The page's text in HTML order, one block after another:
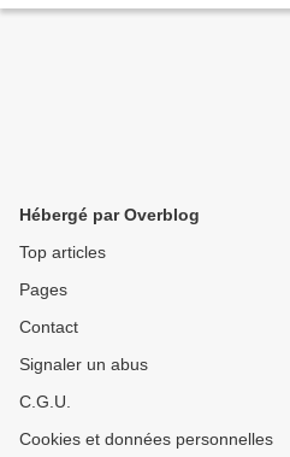
Hébergé par Overblog
Top articles
Pages
Contact
Signaler un abus
C.G.U.
Cookies et données personnelles